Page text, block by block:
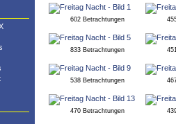
602 Betrachtungen
833 Betrachtungen
538 Betrachtungen
470 Betrachtungen